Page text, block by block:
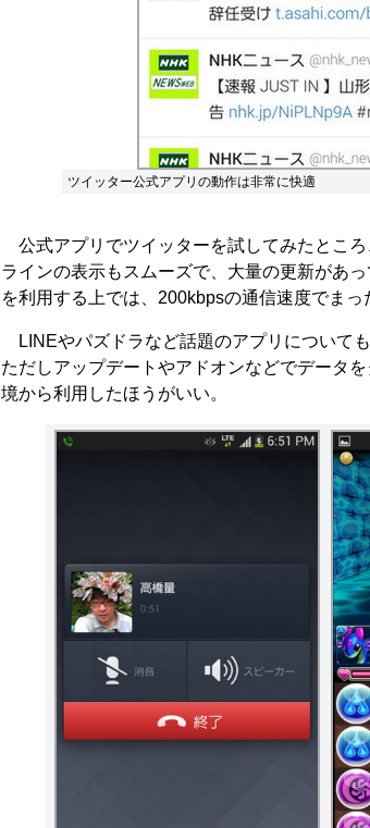
ツイッター公式アプリの動作は非常に快適
公式アプリでツイッターを試してみたとこ
ラインの表示もスムーズで、大量の更新があ
を利用する上では、200kbpsの通信速度でまっ
LINEやパズドラなど話題のアプリについて
ただしアップデートやアドオンなどでデータ
境から利用したほうがいい。